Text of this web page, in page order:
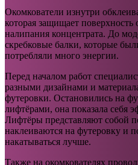
Окомкователи изнутри
которая защищает
налипания концентрата. До
скребковые балки, которые
потребляли много энергии.
Перед началом работ
разными дизайнами и
футеровки. Остановились на
лифтёрами, она показала себя
Лифтёры представляют собой
наклеиваются на футеровку и
накатываться лучше.
Также на окомкователях